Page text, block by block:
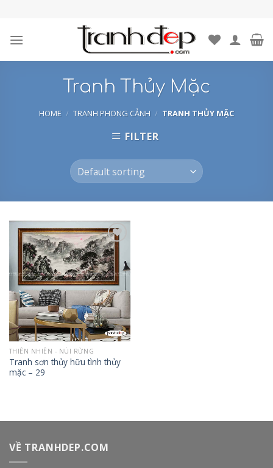
content
Tranh Thủy Mặc
HOME / TRANH PHONG CẢNH / TRANH THỦY MẶC
FILTER
Add to
Wishlist
THIÊN NHIÊN - NÚI RỪNG
Tranh sơn thủy hữu tình thủy
mặc – 29
VỀ TRANHDEP.COM